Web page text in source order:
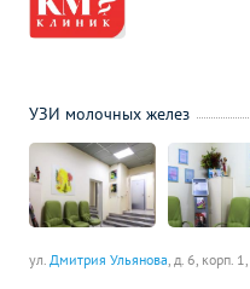
ул. Дмитрия Ульянова, д. 6, корп. 1,
УЗИ молочных желез